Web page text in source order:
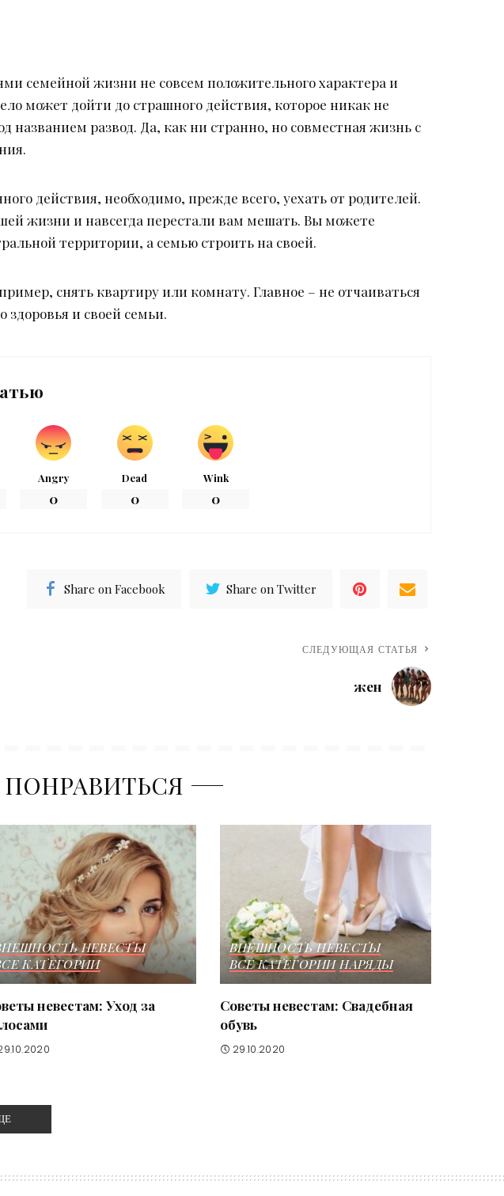
семейной жизни не совсем положительного характера и
может дойти до страшного действия, которое никак не
развод. Да, как ни странно, но совместная жизнь с
действия, необходимо, прежде всего, уехать от родителей.
жизни и навсегда перестали вам мешать. Вы можете
территории, а семью строить на своей.
снять квартиру или комнату. Главное – не отчаиваться
здоровья и своей семьи.
Angry
0
Dead
0
Wink
0
Share on Facebook Share on Twitter
СЛЕДУЮЩАЯ СТАТЬЯ
жен
НЕВЕСТЫ
КАТЕГОРИИ
невестам: Уход за
ВНЕШНОСТЬ НЕВЕСТЫ
ВСЕ КАТЕГОРИИ НАРЯДЫ
Советы невестам: Свадебная
обувь
29.10.2020